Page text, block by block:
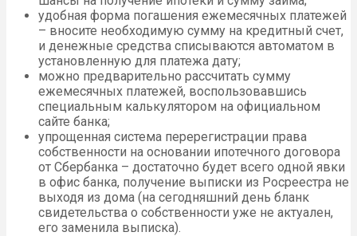
удобная форма погашения ежемесячных платежей
– вносите необходимую сумму на кредитный счет,
и денежные средства списываются автоматом в
установленную для платежа дату;
можно предварительно рассчитать сумму
ежемесячных платежей, воспользовавшись
специальным калькулятором на официальном
сайте банка;
упрощенная система перерегистрации права
собственности на основании ипотечного договора
от Сбербанка – достаточно будет всего одной явки
в офис банка, получение выписки из Росреестра не
выходя из дома (на сегодняшний день бланк
свидетельства о собственности уже не актуален,
его заменила выписка).